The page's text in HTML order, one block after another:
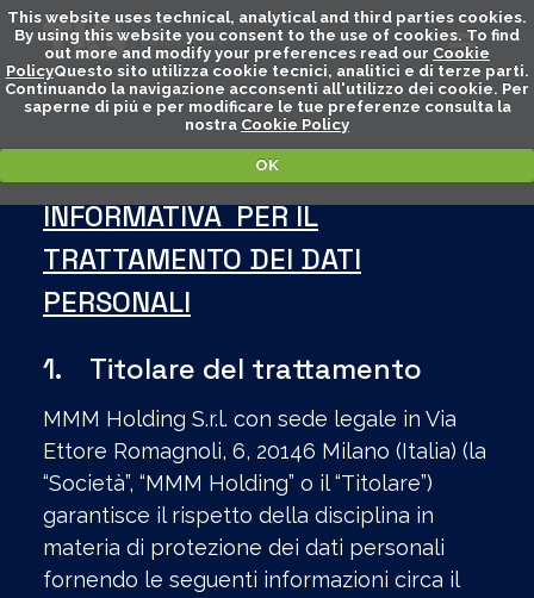
This website uses technical, analytical and third parties cookies.
By using this website you consent to the use of cookies. To find
out more and modify your preferences read our Cookie
PolicyQuesto sito utilizza cookie tecnici, analitici e di terze parti.
Continuando la navigazione acconsenti all'utilizzo dei cookie. Per
saperne di piú e per modificare le tue preferenze consulta la
nostra Cookie Policy
OK
INFORMATIVA PER IL
TRATTAMENTO DEI DATI
PERSONALI
1. Titolare del trattamento
MMM Holding S.r.l. con sede legale in Via
Ettore Romagnoli, 6, 20146 Milano (Italia) (la
“Società”, “MMM Holding” o il “Titolare”)
garantisce il rispetto della disciplina in
materia di protezione dei dati personali
fornendo le seguenti informazioni circa il